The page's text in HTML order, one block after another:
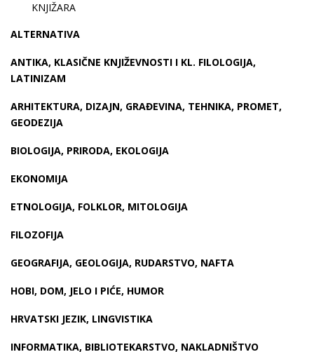
KNJIŽARA
ALTERNATIVA
ANTIKA, KLASIČNE KNJIŽEVNOSTI I KL. FILOLOGIJA,
LATINIZAM
ARHITEKTURA, DIZAJN, GRAĐEVINA, TEHNIKA, PROMET,
GEODEZIJA
BIOLOGIJA, PRIRODA, EKOLOGIJA
EKONOMIJA
ETNOLOGIJA, FOLKLOR, MITOLOGIJA
FILOZOFIJA
GEOGRAFIJA, GEOLOGIJA, RUDARSTVO, NAFTA
HOBI, DOM, JELO I PIĆE, HUMOR
HRVATSKI JEZIK, LINGVISTIKA
INFORMATIKA, BIBLIOTEKARSTVO, NAKLADNIŠTVO